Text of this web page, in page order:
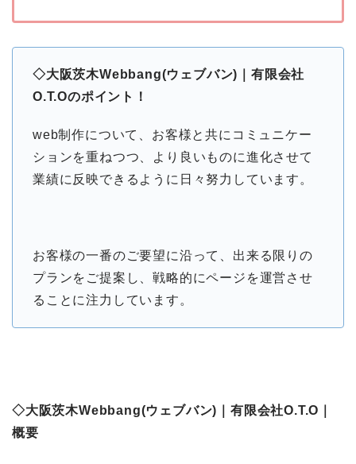
◇大阪茨木Webbang(ウェブバン)｜有限会社
O.T.Oのポイント！
web制作について、お客様と共にコミュニケー
ションを重ねつつ、より良いものに進化させて
業績に反映できるように日々努力しています。
お客様の一番のご要望に沿って、出来る限りの
プランをご提案し、戦略的にページを運営させ
ることに注力しています。
◇大阪茨木Webbang(ウェブバン)｜有限会社O.T.O｜
概要